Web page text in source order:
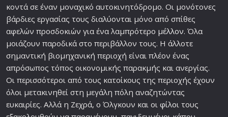
κοντά σε έναν μοναχικό αυτοκινητόδρομο. Οι μονότονες
βάρδιες εργασίας τους διαλύονται μόνο από σπίθες
αφελών προσδοκιών για ένα λαμπρότερο μέλλον. Όλα
μοιάζουν παροδικά στο περιβάλλον τους. Η άλλοτε
σημαντική βιομηχανική περιοχή είναι πλέον ένας
απρόσωπος τόπος οικονομικής παρακμής και ανεργίας.
Οι περισσότεροι από τους κατοίκους της περιοχής έχουν
όλοι μετακινηθεί στη μεγάλη πόλη αναζητώντας
ευκαιρίες. Αλλά η Ζεχρά, ο Όλγκουν και οι φίλοι τους